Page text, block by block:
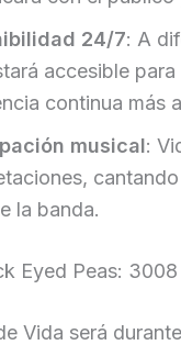
24/7: A
accesible
continua más
musical:
la banda.
Eyed Peas:
Vida será